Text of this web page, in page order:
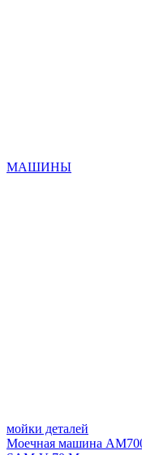
МАШИНЫ
мойки деталей
Моечная машина